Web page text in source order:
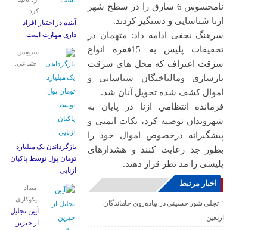
نامحسوس 6 سارق را در سطح شهر
ازنا شناسایی و دستگیر کردند.
سرهنگ نجفی ادامه داد: متهمان در
تحقیقات پليس به 15فقره انواع
سرقت اعتراف كه محل هاي سرقت
بازسازي ومالباختگان شناسايي و
اموال کشف شده تحویل آنان شد.
فرمانده انتظامي ازنا در پايان به
شهروندان توصیه کرد، نكات ایمنی و
پيشگيرانه درخصوص اموال خود را
بطور جد رعایت کنند و هشدارهای
پلیسی را مد نظر قرار دهند.
اخبار مرتبط
تجلی شور حسینی در پیاده‌روی جاماندگان
اربعین
کرد:
آینده در اختیار افراد
داری مهارت است
سرویس
اجتماعی:
بازگرداندن یک میلیارد
تومان پول توسط پاکبان
ازنایی
امتداد
نیکوکاری
آیین تجلیل
از خیرین